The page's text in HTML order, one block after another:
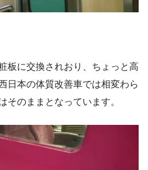
板に交換されおり、ちょっと高
日本の体質改善車では相変わら
そのままとなっています。